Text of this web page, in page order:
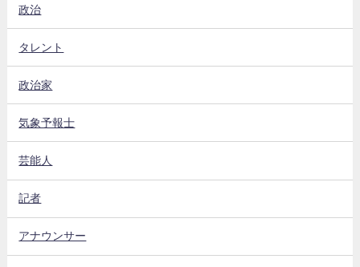
政治
タレント
政治家
気象予報士
芸能人
記者
アナウンサー